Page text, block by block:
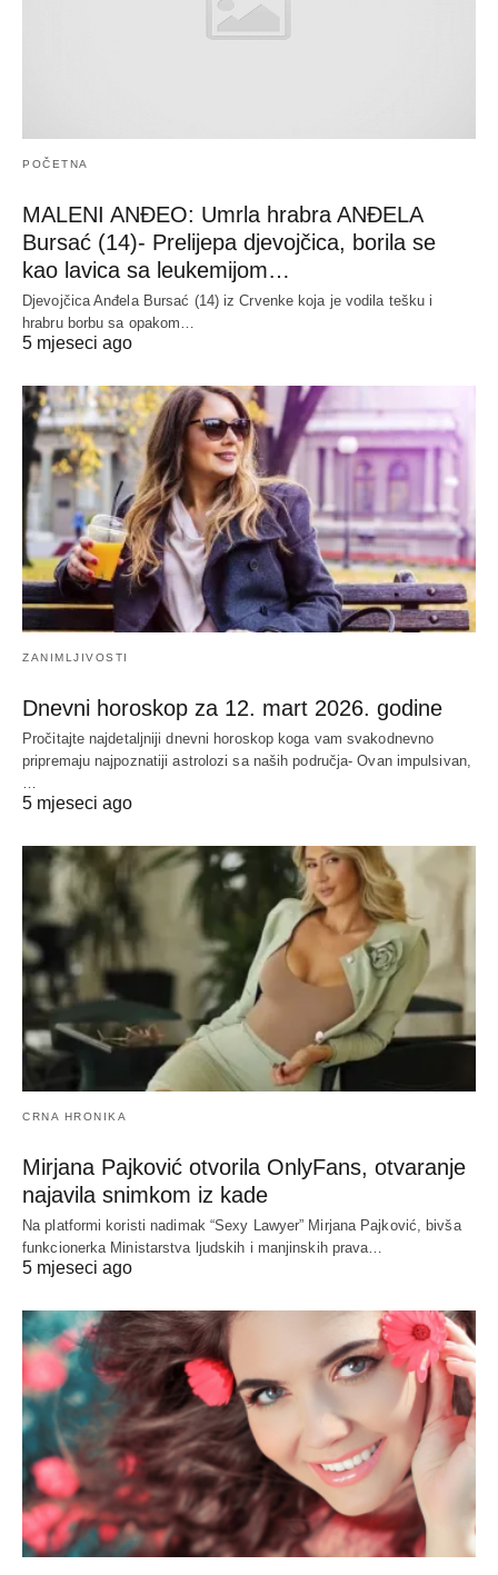
POČETNA
MALENI ANĐEO: Umrla hrabra ANĐELA
Bursać (14)- Prelijepa djevojčica, borila se
kao lavica sa leukemijom…
Djevojčica Anđela Bursać (14) iz Crvenke koja je vodila tešku i
hrabru borbu sa opakom…
5 mjeseci ago
ZANIMLJIVOSTI
Dnevni horoskop za 12. mart 2026. godine
Pročitajte najdetaljniji dnevni horoskop koga vam svakodnevno
pripremaju najpoznatiji astrolozi sa naših područja- Ovan impulsivan,
5 mjeseci ago
CRNA HRONIKA
Mirjana Pajković otvorila OnlyFans, otvaranje
najavila snimkom iz kade
Na platformi koristi nadimak “Sexy Lawyer” Mirjana Pajković, bivša
funkcionerka Ministarstva ljudskih i manjinskih prava…
5 mjeseci ago